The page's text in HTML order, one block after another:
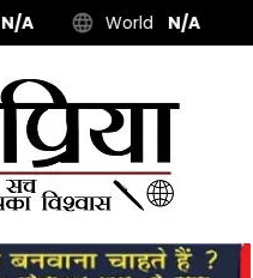
N/A World N/A